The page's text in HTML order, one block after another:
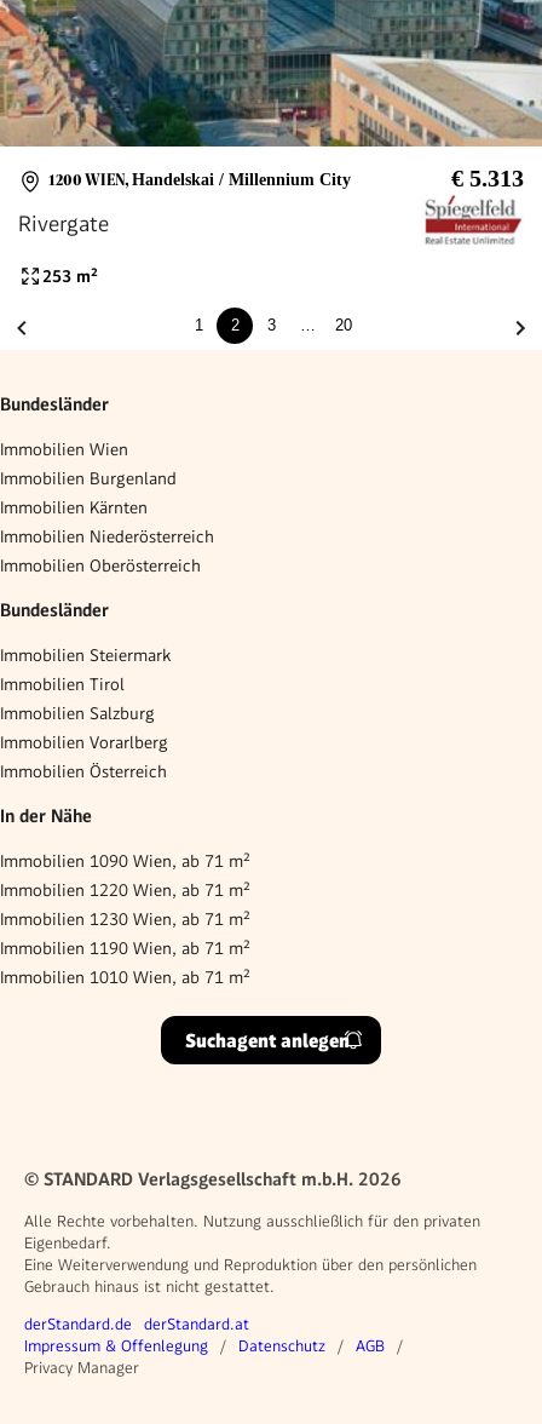
1200 WIEN, Handelskai / Millennium City € 5.313
Rivergate
253 m²
1 2 3 … 20
Bundesländer
Immobilien Wien
Immobilien Burgenland
Immobilien Kärnten
Immobilien Niederösterreich
Immobilien Oberösterreich
Bundesländer
Immobilien Steiermark
Immobilien Tirol
Immobilien Salzburg
Immobilien Vorarlberg
Immobilien Österreich
In der Nähe
Immobilien 1090 Wien, ab 71 m²
Immobilien 1220 Wien, ab 71 m²
Immobilien 1230 Wien, ab 71 m²
Immobilien 1190 Wien, ab 71 m²
Immobilien 1010 Wien, ab 71 m²
Suchagent anlegen
© STANDARD Verlagsgesellschaft m.b.H. 2026
Alle Rechte vorbehalten. Nutzung ausschließlich für den privaten
Eigenbedarf.
Eine Weiterverwendung und Reproduktion über den persönlichen
Gebrauch hinaus ist nicht gestattet.
Weitere Angebote
derStandard.de derStandard.at
Rechtliches
Impressum & Offenlegung Datenschutz
AGB
Privacy Manager